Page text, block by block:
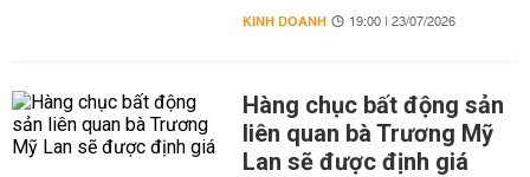
KINH DOANH 19:00 | 23/07/2026
Hàng chục bất động sản
liên quan bà Trương Mỹ
Lan sẽ được định giá